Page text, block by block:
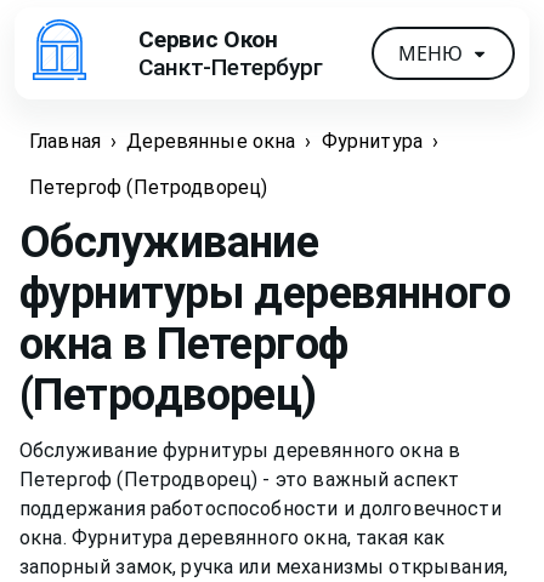
Сервис Окон
Санкт-Петербург
МЕНЮ
Главная › Деревянные окна › Фурнитура ›
Петергоф (Петродворец)
Обслуживание
фурнитуры деревянного
окна в Петергоф
(Петродворец)
Обслуживание фурнитуры деревянного окна в
Петергоф (Петродворец) - это важный аспект
поддержания работоспособности и долговечности
окна. Фурнитура деревянного окна, такая как
запорный замок, ручка или механизмы открывания,